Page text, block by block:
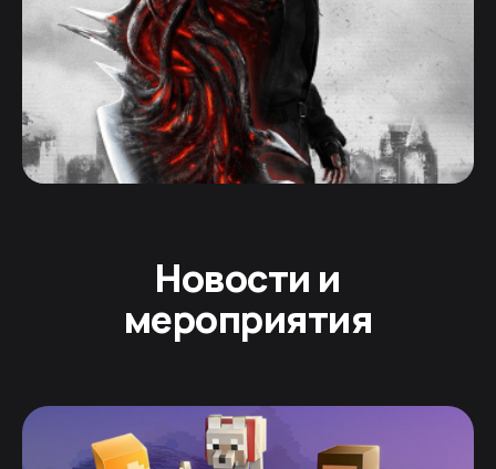
Новости и
мероприятия